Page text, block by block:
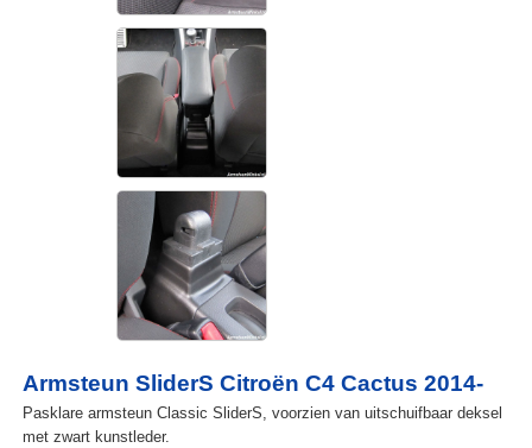
Armsteun SliderS Citroën C4 Cactus 2014-
Pasklare armsteun Classic SliderS, voorzien van uitschuifbaar deksel
met zwart kunstleder.